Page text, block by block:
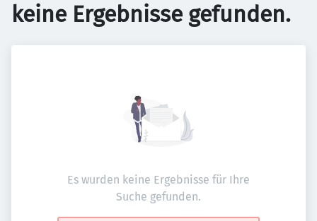
keine Ergebnisse gefunden.
Es wurden keine Ergebnisse für Ihre
Suche gefunden.